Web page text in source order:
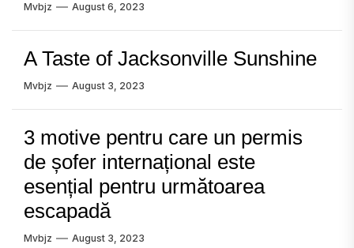
Mvbjz August 6, 2023
A Taste of Jacksonville Sunshine
Mvbjz August 3, 2023
3 motive pentru care un permis
de șofer internațional este
esențial pentru următoarea
escapadă
Mvbjz August 3, 2023